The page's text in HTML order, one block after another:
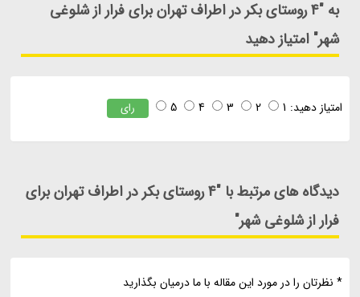
به "4 روستای بکر در اطراف تهران برای فرار از شلوغی
شهر" امتیاز دهید
امتیاز دهید: 1
2
3
4
5 رای
دیدگاه های مرتبط با "4 روستای بکر در اطراف تهران برای
فرار از شلوغی شهر"
* نظرتان را در مورد این مقاله با ما درمیان بگذارید